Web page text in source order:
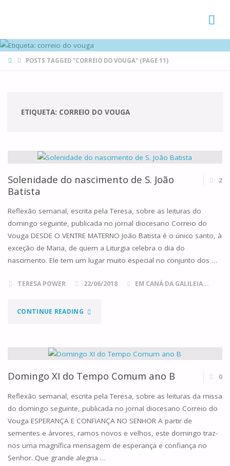
HOMEPOSTS TAGGED "CORREIO DO VOUGA"(PAGE 11)
ETIQUETA: CORREIO DO VOUGA
Solenidade do nascimento de S. João
Batista
2
Reflexão semanal, escrita pela Teresa, sobre as leituras do
domingo seguinte, publicada no jornal diocesano Correio do
Vouga DESDE O VENTRE MATERNO João Batista é o único santo, à
exceção de Maria, de quem a Liturgia celebra o dia do
nascimento. Ele tem um lugar muito especial no conjunto dos …
TERESA POWER 22/06/2018 EM CANÁ DA GALILEIA...
CONTINUE READING"SOLENIDADE
NASCIMENTO
DE
S.
JOÃO
BATISTA"
Domingo XI do Tempo Comum ano B 0
Reflexão semanal, escrita pela Teresa, sobre as leituras da missa
do domingo seguinte, publicada no jornal diocesano Correio do
Vouga ESPERANÇA E CONFIANÇA NO SENHOR A partir de
sementes e árvores, ramos novos e velhos, este domingo traz-
nos uma magnífica mensagem de esperança e confiança no
Senhor. Que grande alegria …